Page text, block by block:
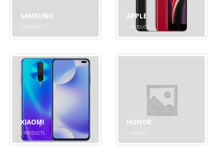
SAMSUNG APPLE
PRODUCT
XIAOMI
3 PRODUCTS
HONOR